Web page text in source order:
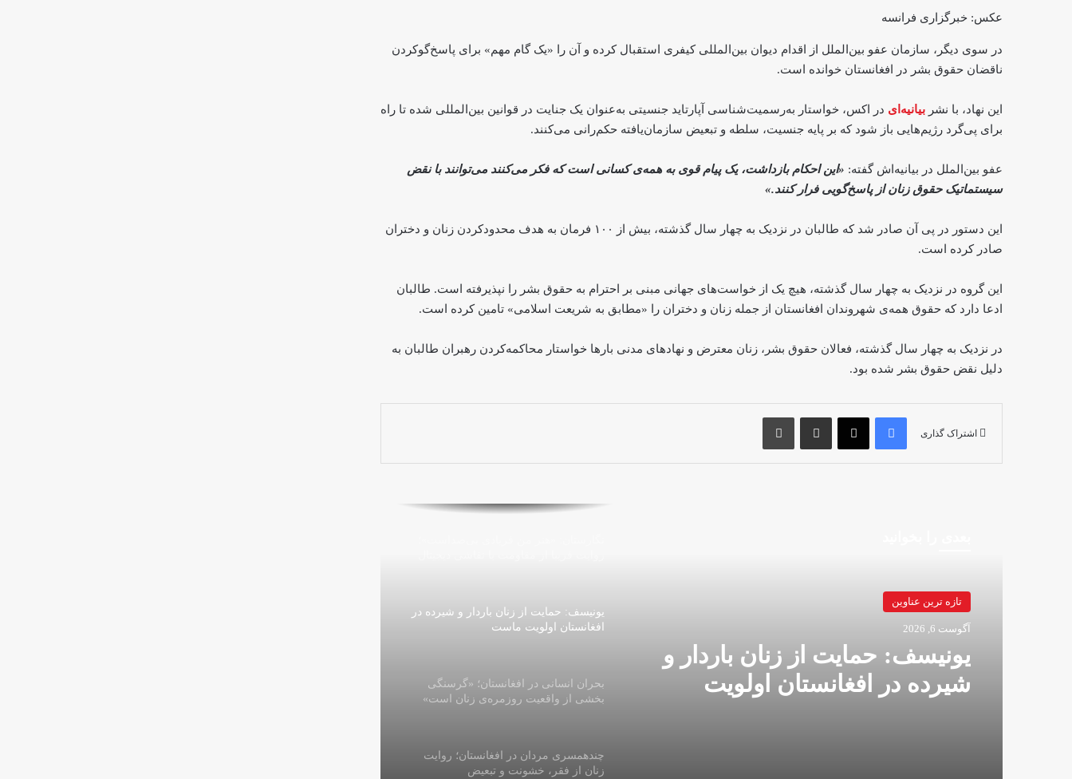
عکس: خبرگزاری فرانسه
در سوی دیگر، سازمان عفو بین‌الملل از اقدام دیوان بین‌المللی کیفری استقبال کرده و آن را «یک گام مهم» برای پاسخ‌گوکردن
ناقضان حقوق بشر در افغانستان خوانده است.
این نهاد، با نشر بیانیه‌ای
در اکس، خواستار به‎‌رسمیت‌شناسی آپارتاید جنسیتی به‌عنوان یک جنایت در قوانین بین‌المللی شده تا راه
برای پی‌گرد رژیم‌هایی باز شود که بر پایه جنسیت، سلطه و تبعیض سازمان‌یافته حکم‌رانی می‌کنند.
عفو بین‌الملل در بیانیه‌اش گفته: «این احکام بازداشت، یک پیام قوی به همه‌ی کسانی است که فکر می‌کنند می‌توانند با نقض
سیستماتیک حقوق زنان از پاسخ‌گویی فرار کنند.»
این دستور در پی آن صادر شد که طالبان در نزدیک به چهار سال گذشته، بیش از ۱۰۰ فرمان به هدف محدودکردن زنان و دختران
صادر کرده است.
این گروه در نزدیک به چهار سال گذشته، هیچ یک از خواست‌های جهانی مبنی بر احترام به حقوق بشر را نپذیرفته است. طالبان
ادعا دارد که حقوق همه‌ی شهروندان افغانستان از جمله زنان و دختران را «مطابق به شریعت اسلامی» تامین کرده است.
در نزدیک به چهار سال گذشته، فعالان حقوق بشر، زنان معترض و نهادهای مدنی بارها خواستار محاکمه‌کردن رهبران طالبان به
دلیل نقض حقوق بشر شده بود.
اشتراک گذاری
فیس بوک X اشتراک گذاری از طریق ایمیل چاپ
تازه ترین عناوین
آگوست 6, 2026
یونیسف: حمایت از زنان باردار و
شیرده در افغانستان اولویت
یونیسف: حمایت از زنان باردار و شیرده در
افغانستان اولویت ماست
بحران انسانی در افغانستان؛ «گرسنگی
بخشی از واقعیت روزمره‌ی زنان است»
چندهمسری مردان در افغانستان؛ روایت
زنان از فقر، خشونت و تبعیض